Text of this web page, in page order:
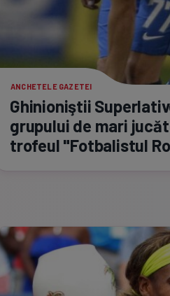
ANCHETELE GAZETEI
Ghinioniştii
grupului de mari
trofeul "Fotbalistul